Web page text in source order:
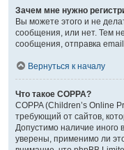
Зачем мне нужно
Вы можете этого и не
сообщения, или нет. Тем
сообщения, отправка
Вернуться к началу
Что такое COPPA?
COPPA (Children’s Online
требующий от сайтов,
Допустимо наличие
уверены, применимо ли